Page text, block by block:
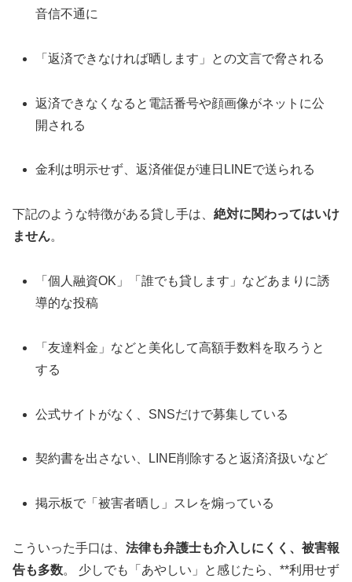
音信不通に
「返済できなければ晒します」との文言で脅される
返済できなくなると電話番号や顔画像がネットに公
開される
金利は明示せず、返済催促が連日LINEで送られる
下記のような特徴がある貸し手は、 絶対に関わってはいけ
ません。
「個人融資OK」「誰でも貸します」などあまりに誘
導的な投稿
「友達料金」などと美化して高額手数料を取ろうと
する
公式サイトがなく、SNSだけで募集している
契約書を出さない、LINE削除すると返済済扱いなど
掲示板で「被害者晒し」スレを煽っている
こういった手口は、 法律も弁護士も介入しにくく、被害報
告も多数。 少しでも「あやしい」と感じたら、**利用せず